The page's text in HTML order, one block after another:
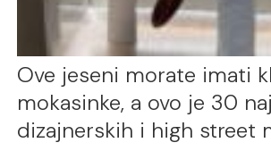
Ove jeseni morate imati
mokasinke, a ovo je 30
dizajnerskih i high street